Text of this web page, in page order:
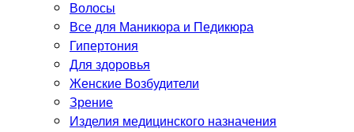
Волосы
Все для Маникюра и Педикюра
Гипертония
Для здоровья
Женские Возбудители
Зрение
Изделия медицинского назначения